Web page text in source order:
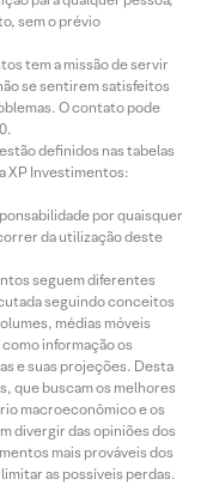
sem o prévio
tem a missão de servir
se sentirem satisfeitos
O contato pode
definidos nas tabelas
XP Investimentos:
por quaisquer
da utilização deste
seguem diferentes
seguindo conceitos
médias móveis
informação os
e suas projeções. Desta
que buscam os melhores
macroeconômico e os
divergir das opiniões dos
mais prováveis dos
as possíveis perdas.